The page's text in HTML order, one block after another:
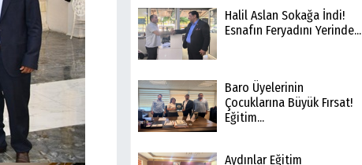
Halil Aslan Sokağa İndi!
Esnafın Feryadını Yerinde...
Baro Üyelerinin
Çocuklarına Büyük Fırsat!
Eğitim...
Aydınlar Eğitim